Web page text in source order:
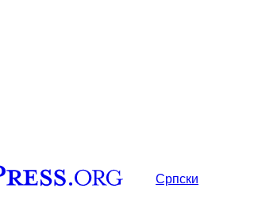
Српски